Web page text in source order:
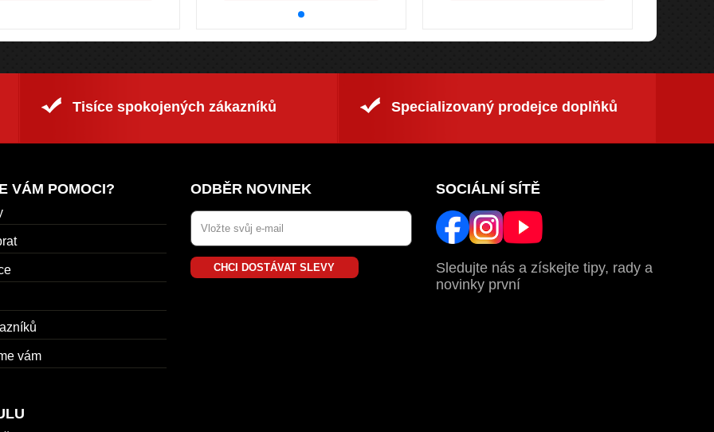
Tisíce spokojených zákazníků Specializovaný prodejce doplňků
VÁM POMOCI?
vám
ODBĚR NOVINEK
CHCI DOSTÁVAT SLEVY
SOCIÁLNÍ SÍTĚ
Sledujte nás a získejte tipy, rady a
novinky první